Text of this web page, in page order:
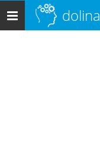
Menu
główne
dolina